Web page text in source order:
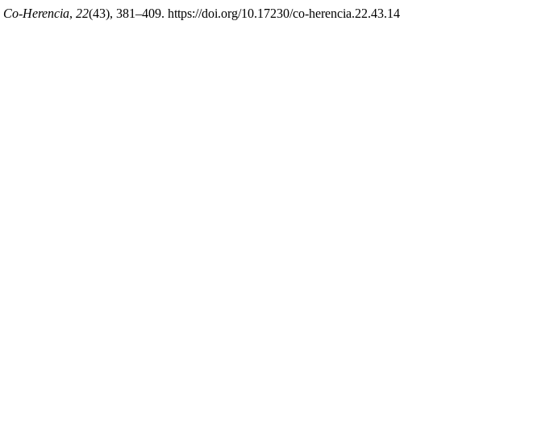
Co-Herencia, 22(43), 381–409. https://doi.org/10.17230/co-herencia.22.43.14